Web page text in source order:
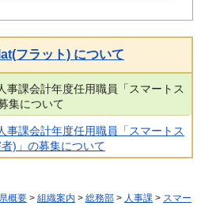
フラット) について
事課会計年度任用職員「スマートス
集について
事課会計年度任用職員「スマートス
)」の募集について
県概要 > 組織案内 > 総務部 > 人事課 > スマー